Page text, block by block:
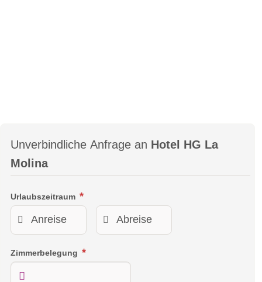
Unverbindliche Anfrage an Hotel HG La
Molina
Urlaubszeitraum
Zimmerbelegung